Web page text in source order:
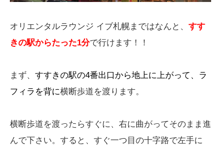
オリエンタルラウンジ イブ札幌まではなんと、 すす
きの駅からたった1分で行けます！！
まず、 すすきの駅の4番出口から地上に上がって、ラ
フィラを背に横断歩道を渡ります。
横断歩道を渡ったらすぐに、右に曲がってそのまま進
んで下さい。すると、すぐ一つ目の十字路で左手に